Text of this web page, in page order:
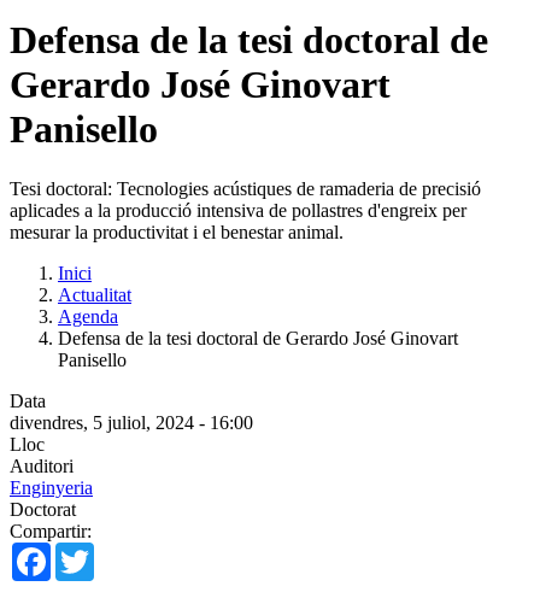
Defensa de la tesi doctoral de
Gerardo José Ginovart
Panisello
Tesi doctoral: Tecnologies acústiques de ramaderia de precisió
aplicades a la producció intensiva de pollastres d'engreix per
mesurar la productivitat i el benestar animal.
Inici
Actualitat
Agenda
Defensa de la tesi doctoral de Gerardo José Ginovart
Panisello
Data
divendres, 5 juliol, 2024 - 16:00
Lloc
Auditori
Enginyeria
Doctorat
Compartir:
Facebook